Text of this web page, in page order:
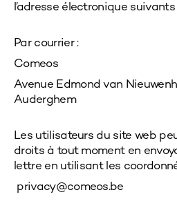
l’adresse électronique suivants
Par courrier :
Comeos
Avenue Edmond van
Auderghem
Les utilisateurs du site web
droits à tout moment en
lettre en utilisant les
privacy@comeos.be